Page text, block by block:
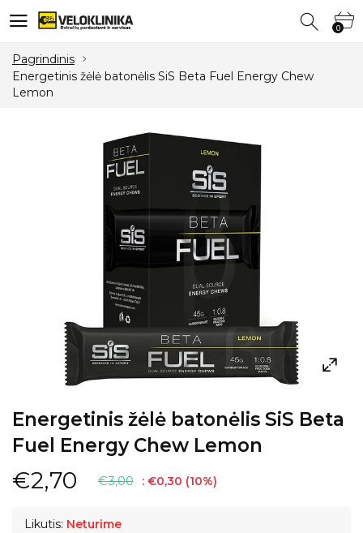
0 0
Pagrindinis
Energetinis žėlė batonėlis SiS Beta Fuel Energy Chew
Lemon
Energetinis žėlė batonėlis SiS Beta
Fuel Energy Chew Lemon
€2,70 €3,00 : €0,30 (10%)
Likutis: Neturime